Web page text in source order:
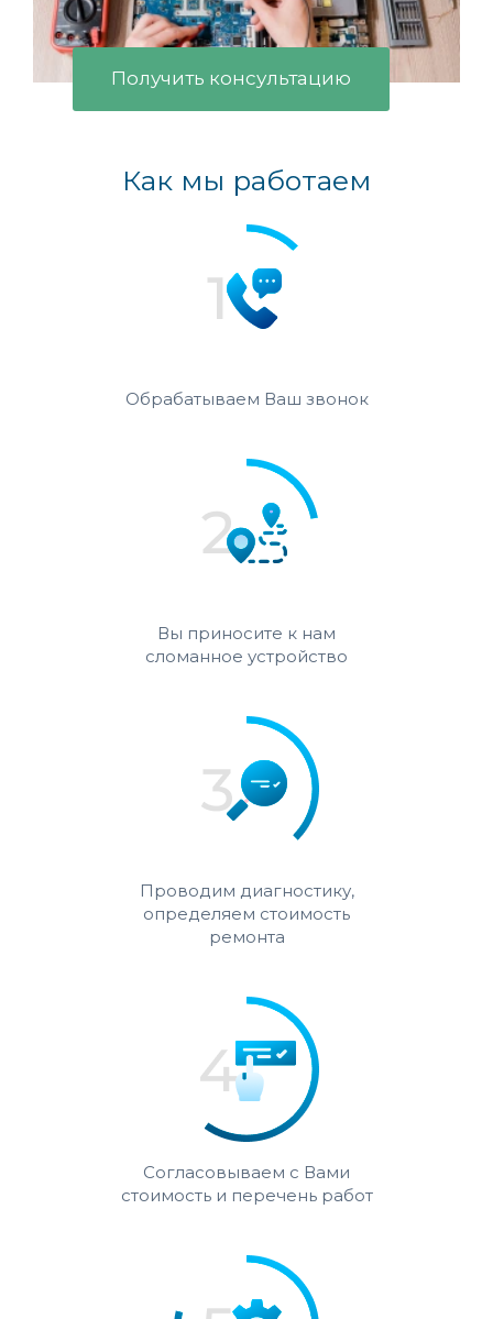
Получить консультацию
Как мы работаем
Обрабатываем Ваш звонок
Вы приносите к нам
сломанное устройство
Проводим диагностику,
определяем стоимость
ремонта
Согласовываем с Вами
стоимость и перечень работ